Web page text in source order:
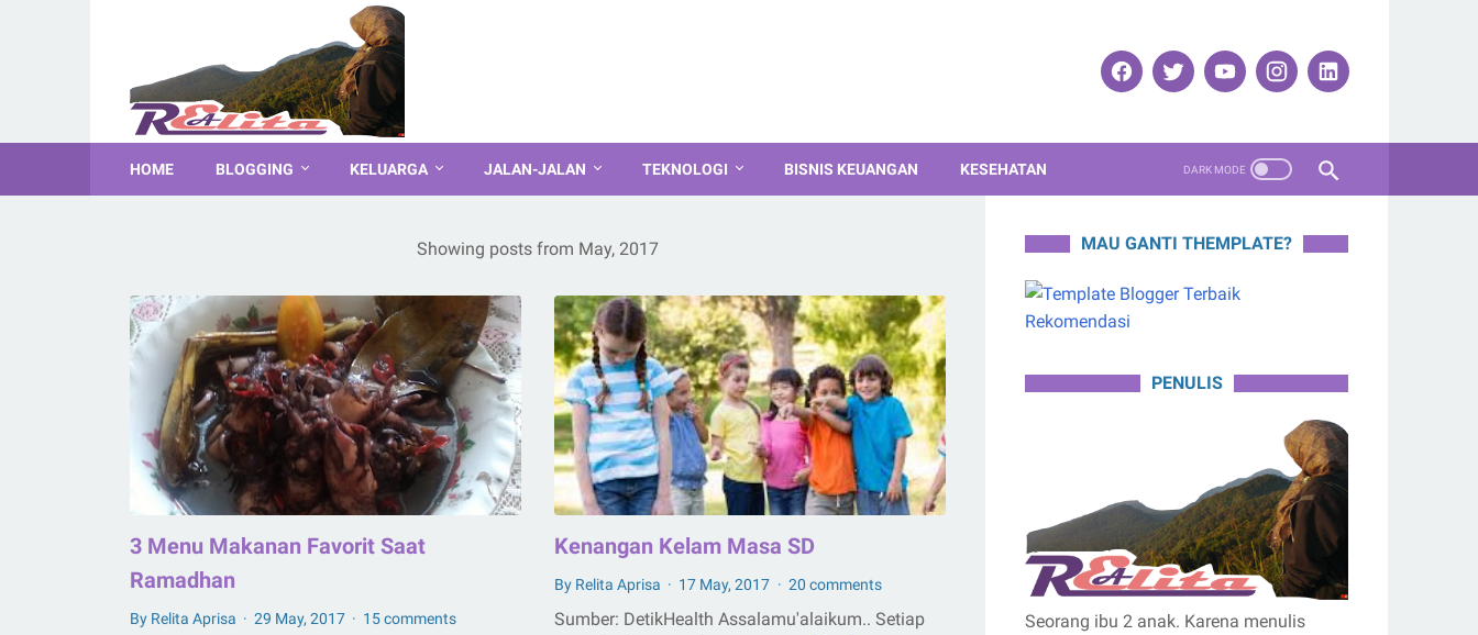
HOME BLOGGING KELUARGA JALAN-JALAN TEKNOLOGI BISNIS KEUANGAN KESEHATAN
Showing posts from May, 2017
3 Menu Makanan Favorit Saat
Ramadhan
By Relita Aprisa 29 May, 2017 15 comments
Kenangan Kelam Masa SD
By Relita Aprisa 17 May, 2017 20 comments
Sumber: DetikHealth Assalamu'alaikum.. Setiap
MAU GANTI THEMPLATE?
PENULIS
Seorang ibu 2 anak. Karena menulis